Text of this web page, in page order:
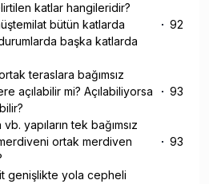
katlar hangileridir?
bütün katlarda
başka katlarda
92
teraslara bağımsız
açılabilir mi? Açılabiliyorsa
93
yapıların tek bağımsız
ortak merdiven
93
genişlikte yola cepheli